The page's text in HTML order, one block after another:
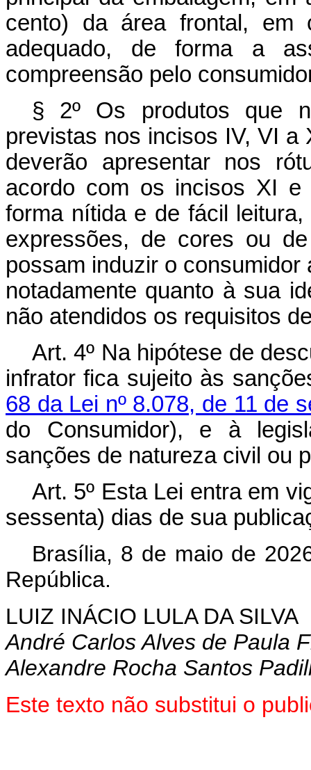
cento) da área frontal, em
adequado, de forma a
compreensão pelo
§ 2º Os produtos que
previstas nos incisos IV, VI
deverão apresentar nos
acordo com os incisos XI
forma nítida e de fácil
expressões, de cores ou
possam induzir o
notadamente quanto à sua
não atendidos os requisitos
Art. 4º Na hipótese de
infrator fica sujeito às
68 da Lei nº 8.078, de 11 de
do Consumidor), e à
sanções de natureza civil ou
Art. 5º Esta Lei entra em
sessenta) dias de sua
Brasília, 8 de maio de
República.
LUIZ INÁCIO LULA DA SILVA
André Carlos Alves de Paula
Alexandre Rocha Santos
Este texto não substitui o